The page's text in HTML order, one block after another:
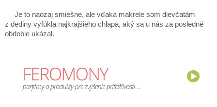
Je to naozaj smiešne, ale vďaka makrele som dievčatám
z dediny vyfúkla najkrajšieho chlapa, aký sa u nás za posledné
obdobie ukázal.